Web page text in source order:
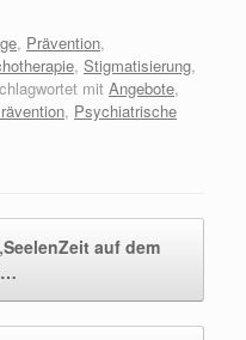
, Prävention,
, Stigmatisierung,
mit Angebote,
, Psychiatrische
auf dem